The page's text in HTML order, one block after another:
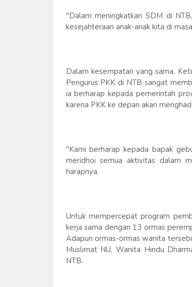
"Dalam meningkatkan SDM di
kesejahteraan anak-anak kita di
Dalam kesempatan yang sama,
Pengurus PKK di NTB sangat
ia berharap kepada pemerintah
karena PKK ke depan akan
"Kami berharap kepada bapak
meridhoi semua aktivitas dalam
harapnya.
Untuk mempercepat program
kerja sama dengan 13 ormas
Adapun ormas-ormas wanita
Muslimat NU, Wanita Hindu
NTB.